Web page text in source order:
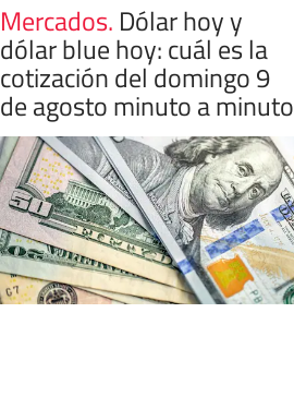
Mercados. Dólar hoy y
dólar blue hoy: cuál es la
cotización del domingo 9
de agosto minuto a minuto